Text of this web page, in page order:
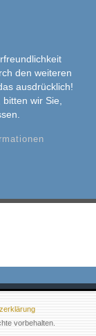
den weiteren
ausdrücklich!
wir Sie,
vorbehalten.